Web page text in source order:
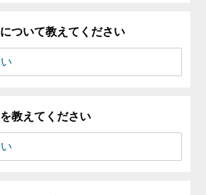
ついて教えてください
教えてください